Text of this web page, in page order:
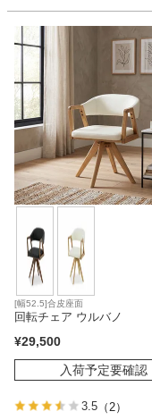
[幅52.5]合皮座面
回転チェア ウルバノ
¥29,500
入荷予定要確認
3.5 （2）